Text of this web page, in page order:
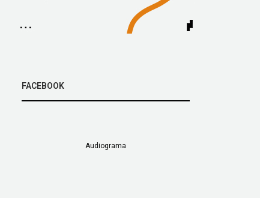
FACEBOOK
Audiograma